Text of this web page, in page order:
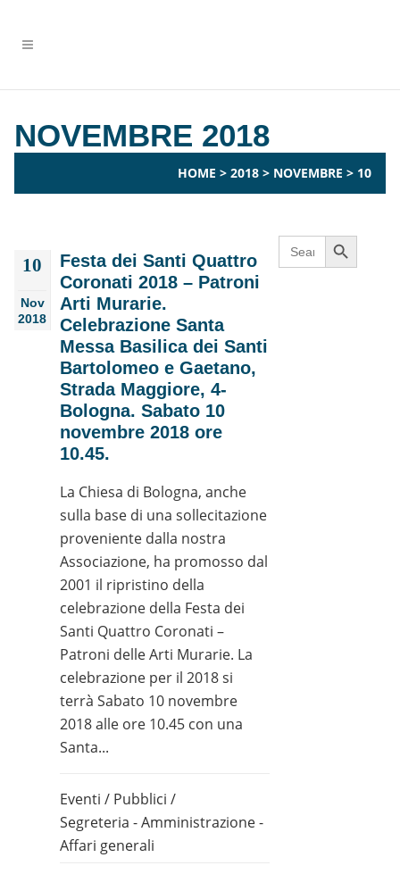
NOVEMBRE 2018
HOME > 2018 > NOVEMBRE > 10
10
Nov
2018
Festa dei Santi Quattro
Coronati 2018 – Patroni
Arti Murarie.
Celebrazione Santa
Messa Basilica dei Santi
Bartolomeo e Gaetano,
Strada Maggiore, 4-
Bologna. Sabato 10
novembre 2018 ore
10.45.
La Chiesa di Bologna, anche
sulla base di una sollecitazione
proveniente dalla nostra
Associazione, ha promosso dal
2001 il ripristino della
celebrazione della Festa dei
Santi Quattro Coronati –
Patroni delle Arti Murarie. La
celebrazione per il 2018 si
terrà Sabato 10 novembre
2018 alle ore 10.45 con una
Santa...
Eventi / Pubblici /
Segreteria - Amministrazione -
Affari generali
Search
for:
Search Button